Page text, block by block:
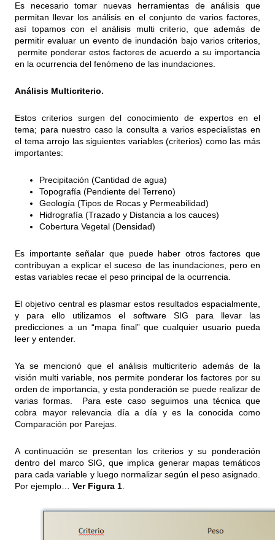
Es necesario tomar nuevas herramientas de análisis que
permitan llevar los análisis en el conjunto de varios factores,
así topamos con el análisis multi criterio, que además de
permitir evaluar un evento de inundación bajo varios criterios,
permite ponderar estos factores de acuerdo a su importancia
en la ocurrencia del fenómeno de las inundaciones.
Análisis Multicriterio.
Estos criterios surgen del conocimiento de expertos en el
tema; para nuestro caso la consulta a varios especialistas en
el tema arrojo las siguientes variables (criterios) como las más
importantes:
Precipitación (Cantidad de agua)
Topografía (Pendiente del Terreno)
Geología (Tipos de Rocas y Permeabilidad)
Hidrografía (Trazado y Distancia a los cauces)
Cobertura Vegetal (Densidad)
Es importante señalar que puede haber otros factores que
contribuyan a explicar el suceso de las inundaciones, pero en
estas variables recae el peso principal de la ocurrencia.
El objetivo central es plasmar estos resultados espacialmente,
y para ello utilizamos el software SIG para llevar las
predicciones a un “mapa final” que cualquier usuario pueda
leer y entender.
Ya se mencionó que el análisis multicriterio además de la
visión multi variable, nos permite ponderar los factores por su
orden de importancia, y esta ponderación se puede realizar de
varias formas. Para este caso seguimos una técnica que
cobra mayor relevancia día a día y es la conocida como
Comparación por Parejas.
A continuación se presentan los criterios y su ponderación
dentro del marco SIG, que implica generar mapas temáticos
para cada variable y luego normalizar según el peso asignado.
Por ejemplo… Ver Figura 1.